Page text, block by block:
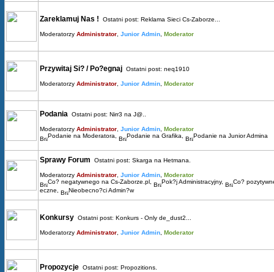
Zareklamuj Nas ! Ostatni post: Reklama Sieci Cs-Zaborze...
Moderatorzy Administrator Junior Admin Moderator
Przywitaj Si? / Po?egnaj Ostatni post: neq1910
Moderatorzy Administrator Junior Admin Moderator
Podania Ostatni post: Nirr3 na J@..
Moderatorzy Administrator Junior Admin Moderator
Podanie na Moderatora
Podanie na Grafika Podanie na Junior Admina
Sprawy Forum Ostatni post: Skarga na Hetmana.
Moderatorzy Administrator Junior Admin Moderator
Co? negatywnego na Cs-Zaborze.pl
Pok?j Administracyjny,
Co?
eczne
Nieobecno?ci Admin?w
Konkursy Ostatni post: Konkurs - Only de_dust2...
Moderatorzy Administrator Junior Admin Moderator
Propozycje Ostatni post: Propozitions.